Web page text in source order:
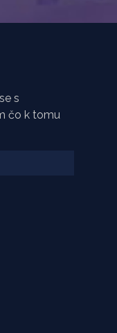
s
čo k tomu